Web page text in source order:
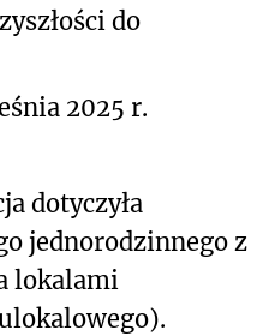
do
2025 r.
dotyczyła
jednorodzinnego z
lokalami